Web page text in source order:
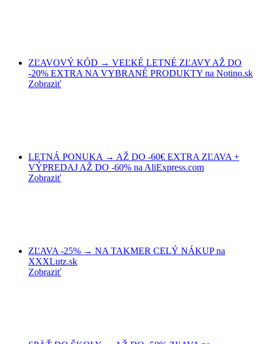
ZĽAVOVÝ KÓD → VEĽKÉ LETNÉ ZĽAVY AŽ DO
-20% EXTRA NA VYBRANÉ PRODUKTY na Notino.sk
Zobraziť
LETNÁ PONUKA → AŽ DO -60€ EXTRA ZĽAVA +
VÝPREDAJ AŽ DO -60% na AliExpress.com
Zobraziť
ZĽAVA -25% → NA TAKMER CELÝ NÁKUP na
XXXLutz.sk
Zobraziť